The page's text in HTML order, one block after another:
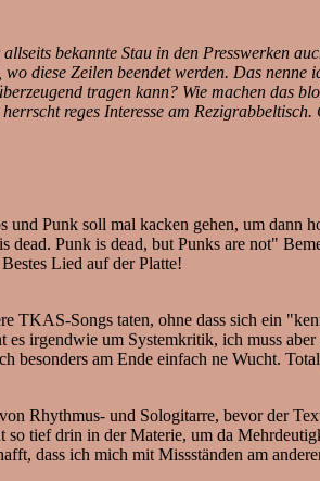
bekannte Stau in den Presswerken
diese Zeilen beendet werden. Das
tragen kann? Wie machen das
reges Interesse am
Punk soll mal kacken gehen, um dann
Punk is dead, but Punks are not"
Lied auf der Platte!
TKAS-Songs taten, ohne dass sich ein
irgendwie um Systemkritik, ich muss
besonders am Ende einfach ne Wucht.
Rhythmus- und Sologitarre, bevor der
tief drin in der Materie, um da
dass ich mich mit Missständen am